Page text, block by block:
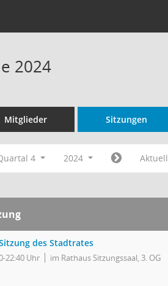
2024
Mitglieder Sitzungen
4 2024 Aktuell
des Stadtrates
22:40 Uhr im Rathaus Sitzungssaal, 3. OG